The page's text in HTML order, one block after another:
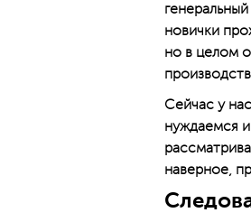
новички
но в целом
Сейчас у
нуждаемся
наверное,